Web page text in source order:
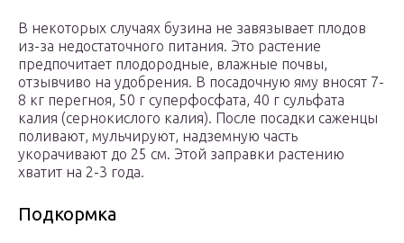
В некоторых случаях бузина не завязывает плодов
из-за недостаточного питания. Это растение
предпочитает плодородные, влажные почвы,
отзывчиво на удобрения. В посадочную яму вносят 7-
8 кг перегноя, 50 г суперфосфата, 40 г сульфата
калия (сернокислого калия). После посадки саженцы
поливают, мульчируют, надземную часть
укорачивают до 25 см. Этой заправки растению
хватит на 2-3 года.
Подкормка